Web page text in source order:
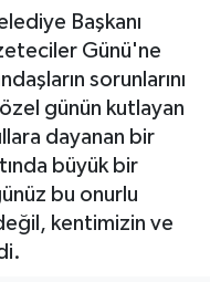
Başkanı
Günü'ne
sorunlarını
günün kutlayan
dayanan bir
büyük bir
bu onurlu
kentimizin ve